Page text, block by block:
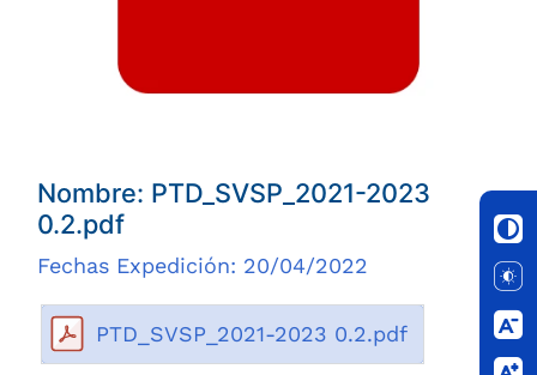
Nombre: PTD_SVSP_2021-2023
0.2.pdf
Fechas Expedición: 20/04/2022
PTD_SVSP_2021-2023 0.2.pdf